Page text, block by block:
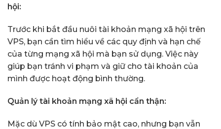
hội:
Trước khi bắt đầu nuôi tài khoản mạng xã hội trên
VPS, bạn cần tìm hiểu về các quy định và hạn chế
của từng mạng xã hội mà bạn sử dụng. Việc này
giúp bạn tránh vi phạm và giữ cho tài khoản của
mình được hoạt động bình thường.
Quản lý tài khoản mạng xã hội cẩn thận:
Mặc dù VPS có tính bảo mật cao, nhưng bạn vẫn